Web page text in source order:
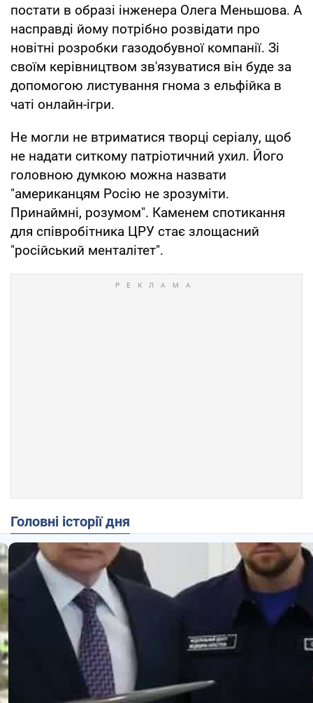
постати в образі інженера Олега Меньшова. А
насправді йому потрібно розвідати про
новітні розробки газодобувної компанії. Зі
своїм керівництвом зв'язуватися він буде за
допомогою листування гнома з ельфійка в
чаті онлайн-ігри.
Не могли не втриматися творці серіалу, щоб
не надати ситкому патріотичний ухил. Його
головною думкою можна назвати
"американцям Росію не зрозуміти.
Принаймні, розумом". Каменем спотикання
для співробітника ЦРУ стає злощасний
"російський менталітет".
Головні історії дня